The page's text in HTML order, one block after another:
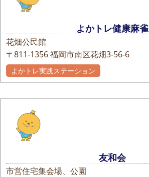
よかトレ健康麻雀
花畑公民館
〒811-1356福岡市南区花畑3-56-6
よかトレ実践ステーション
友和会
市営住宅集会場、公園